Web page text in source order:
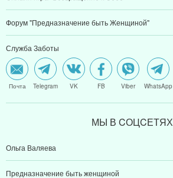
Форум "Предназначение быть Женщиной"
Служба Заботы
Почта Telegram VK FB Viber WhatsApp
МЫ В CОЦCЕТЯХ
Ольга Валяева
Предназначение быть женщиной